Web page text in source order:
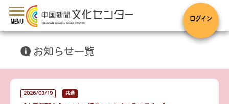
toggle
navigation
MENU ログイン
お知らせ一覧
2026/03/19 共通